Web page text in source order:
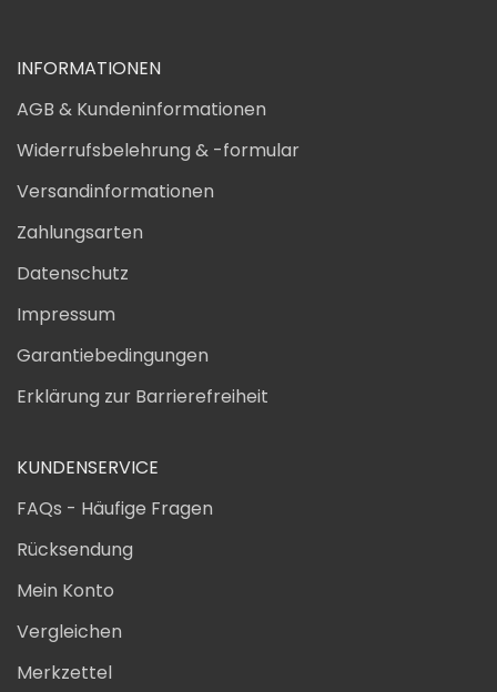
INFORMATIONEN
AGB & Kundeninformationen
Widerrufsbelehrung & -formular
Versandinformationen
Zahlungsarten
Datenschutz
Impressum
Garantiebedingungen
Erklärung zur Barrierefreiheit
KUNDENSERVICE
FAQs - Häufige Fragen
Rücksendung
Mein Konto
Vergleichen
Merkzettel